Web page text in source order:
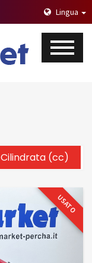
Lingua
Cilindrata (cc)
USATO